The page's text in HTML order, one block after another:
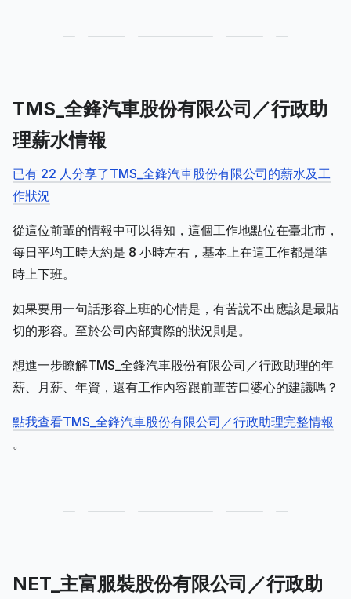
TMS_全鋒汽車股份有限公司／行政助
理薪水情報
已有 22 人分享了TMS_全鋒汽車股份有限公司的薪水及工
作狀況
從這位前輩的情報中可以得知，這個工作地點位在臺北市，
每日平均工時大約是 8 小時左右，基本上在這工作都是準
時上下班。
如果要用一句話形容上班的心情是，有苦說不出應該是最貼
切的形容。至於公司內部實際的狀況則是。
想進一步瞭解TMS_全鋒汽車股份有限公司／行政助理的年
薪、月薪、年資，還有工作內容跟前輩苦口婆心的建議嗎？
點我查看TMS_全鋒汽車股份有限公司／行政助理完整情報
。
NET_主富服裝股份有限公司／行政助